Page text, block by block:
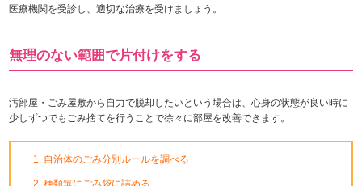
医療機関を受診し、適切な治療を受けましょう。
無理のない範囲で片付けをする
汚部屋・ごみ屋敷から自力で脱却したいという場合は、心身の状態が良い時に
少しずつでもごみ捨てを行うことで徐々に部屋を改善できます。
自治体のごみ分別ルールを調べる
種類毎にごみ袋に詰める